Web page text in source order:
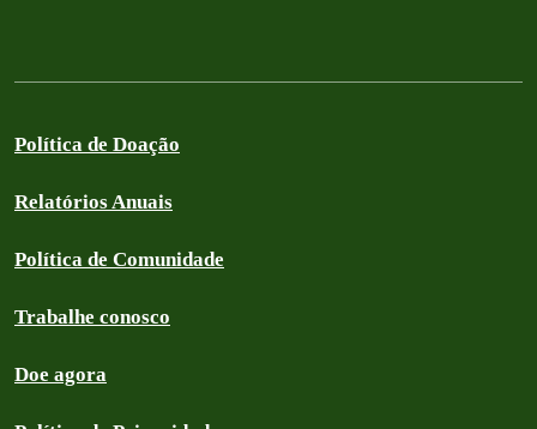
Política de Doação
Relatórios Anuais
Política de Comunidade
Trabalhe conosco
Doe agora